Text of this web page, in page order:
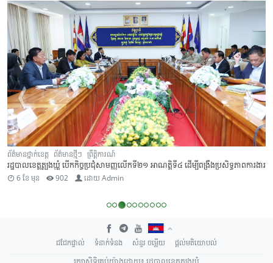
ព័ត៌មានថ្នាក់ខេត្ត ព័ត៌មានថ្មីៗ ព្រឹត្តិការណ៍
រដ្ឋបាលខេត្តត្បូងឃ្មុំ បើកកិច្ចប្រជុំសាមញ្ញលើកទី២១ អាណត្តិទី៤ ដើម្បីពង្រឹងប្រសិទ្ធភាពការងារ
6 ខែ មុន 902 ដោយAdmin
ជជែកផ្ទាល់ ទំនាក់ទំនង សំនួរ ចម្លើយ
ផ្តល់មតិយោបល់